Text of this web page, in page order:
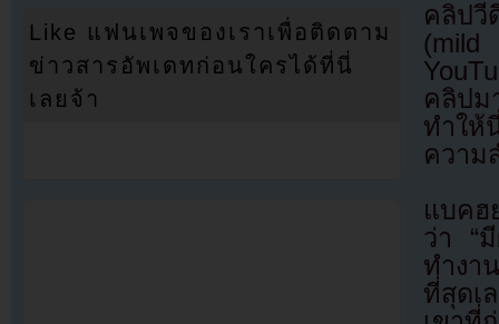
คลิปวี
คลิปม
ทำให้
ความ
แบคฮ
ว่า “
ทำง
ที่สุดเ
Like แฟนเพจของเราเพื่อติดตาม
ข่าวสารอัพเดทก่อนใครได้ที่นี่
เลยจ้า